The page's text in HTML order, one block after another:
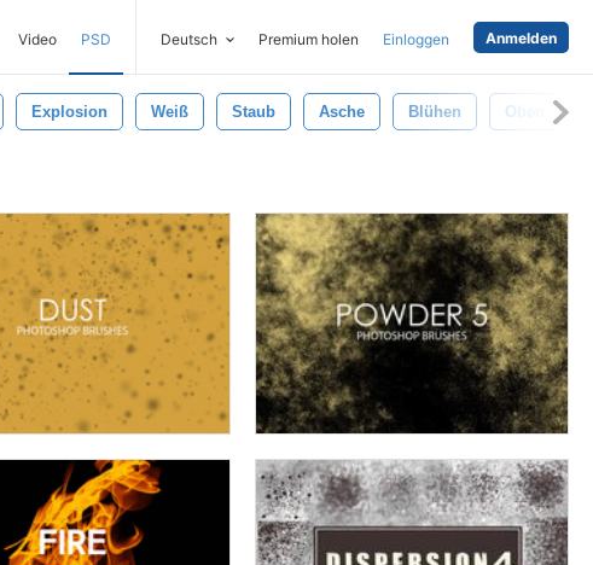
Video PSD Deutsch Premium holen Einloggen Anmelden
Explosion Weiß Staub Asche Blühen Oben